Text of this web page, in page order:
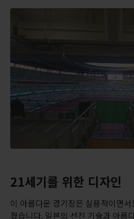
21세기를 위한 디자인
이 아름다운 경기장은 실용적이면
졌습니다. 일본의 선진 기술과 아름